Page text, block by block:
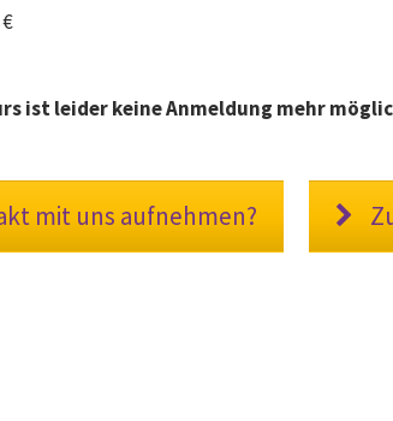
ist leider keine Anmeldung mehr
mit uns aufnehmen?